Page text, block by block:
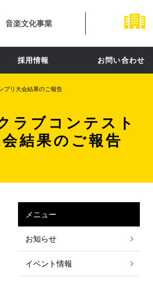
音楽文化事業
採用情報 お問い合わせ
プリ大会結果のご報告
ラブコンテスト
結果のご報告
メニュー
お知らせ
イベント情報